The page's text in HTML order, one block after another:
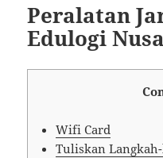
Peralatan
Edulogi
Wifi Card
Tuliskan